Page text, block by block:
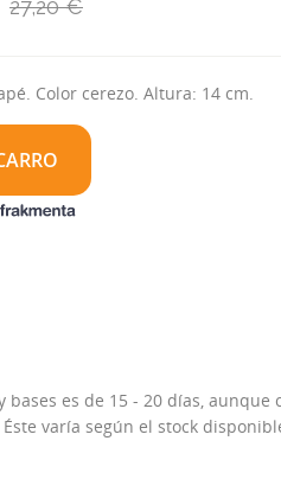
27,20 €
Color cerezo. Altura: 14 cm.
es de 15 - 20 días, aunque
varía según el stock